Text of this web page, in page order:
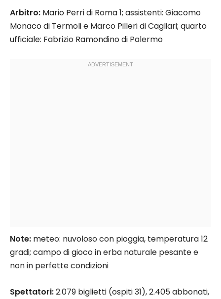
Arbitro: Mario Perri di Roma 1; assistenti: Giacomo
Monaco di Termoli e Marco Pilleri di Cagliari; quarto
ufficiale: Fabrizio Ramondino di Palermo
Note: meteo: nuvoloso con pioggia, temperatura 12
gradi; campo di gioco in erba naturale pesante e
non in perfette condizioni
Spettatori:2.079 biglietti (ospiti 31), 2.405 abbonati,